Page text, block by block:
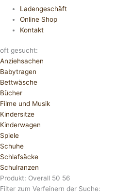
Ladengeschäft
Online Shop
Kontakt
oft gesucht:
Anziehsachen
Babytragen
Bettwäsche
Bücher
Filme und Musik
Kindersitze
Kinderwagen
Spiele
Schuhe
Schlafsäcke
Schulranzen
Produkt: Overall 50 56
Filter zum Verfeinern der Suche: